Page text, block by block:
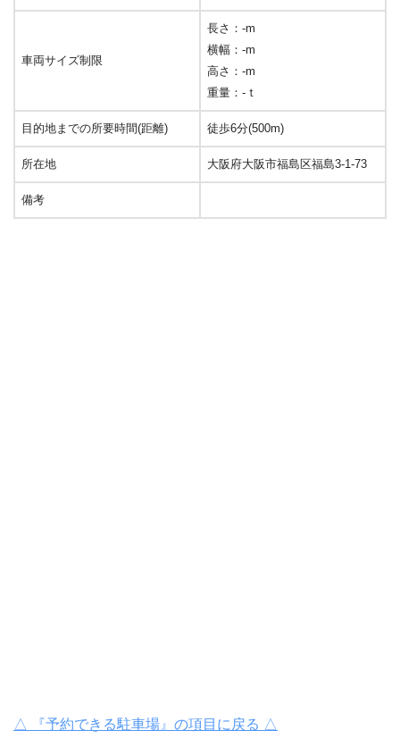
車両サイズ制限
長さ：-m
横幅：-m
高さ：-m
重量：-ｔ
目的地までの所要時間(距離) 徒歩6分(500m)
所在地 大阪府大阪市福島区福島3-1-73
備考
△ 『予約できる駐車場』の項目に戻る △